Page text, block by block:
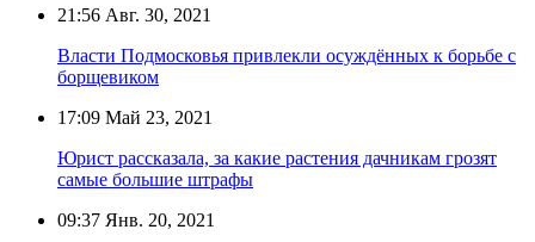
21:56 Авг. 30, 2021
Власти Подмосковья привлекли осуждённых к борьбе с
борщевиком
17:09 Май 23, 2021
Юрист рассказала, за какие растения дачникам грозят
самые большие штрафы
09:37 Янв. 20, 2021